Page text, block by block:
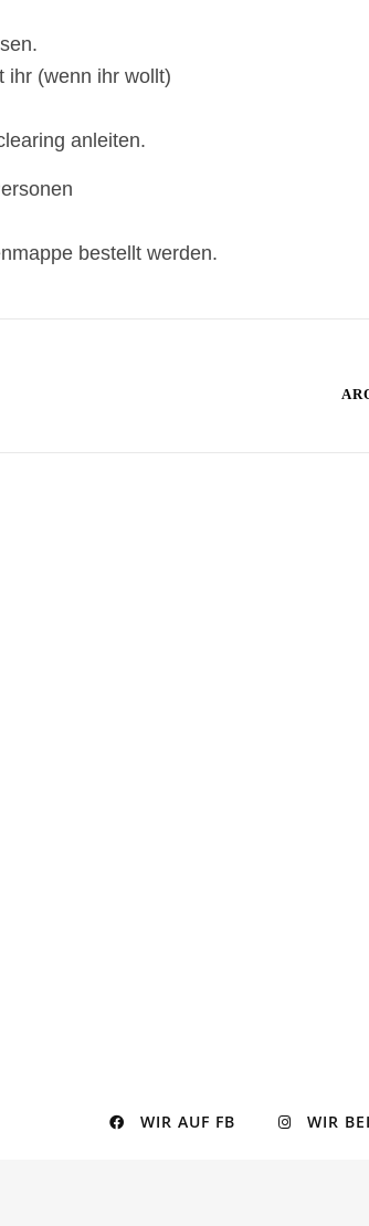
ihr (wenn ihr wollt)
anleiten.
bestellt werden.
WIR AUF FB WIR